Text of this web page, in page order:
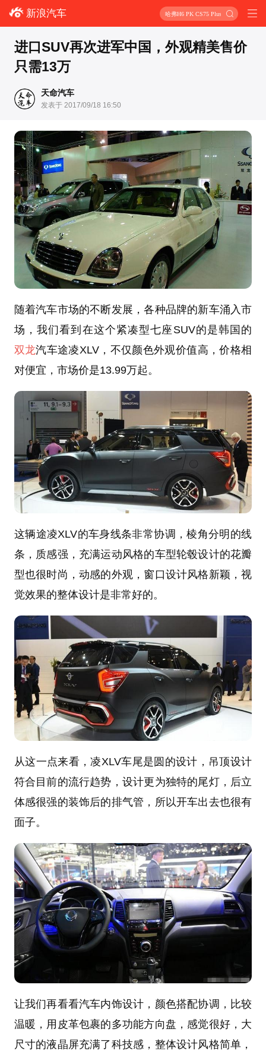
新浪汽车 哈弗H6 PK CS75 Plus
进口SUV再次进军中国，外观精美售价
只需13万
天命汽车
发表于 2017/09/18 16:50
随着汽车市场的不断发展，各种品牌的新车涌入市
场，我们看到在这个紧凑型七座SUV的是韩国的
双龙汽车途凌XLV，不仅颜色外观价值高，价格相
对便宜，市场价是13.99万起。
这辆途凌XLV的车身线条非常协调，棱角分明的线
条，质感强，充满运动风格的车型轮毂设计的花瓣
型也很时尚，动感的外观，窗口设计风格新颖，视
觉效果的整体设计是非常好的。
从这一点来看，凌XLV车尾是圆的设计，吊顶设计
符合目前的流行趋势，设计更为独特的尾灯，后立
体感很强的装饰后的排气管，所以开车出去也很有
面子。
让我们再看看汽车内饰设计，颜色搭配协调，比较
温暖，用皮革包裹的多功能方向盘，感觉很好，大
尺寸的液晶屏充满了科技感，整体设计风格简单，